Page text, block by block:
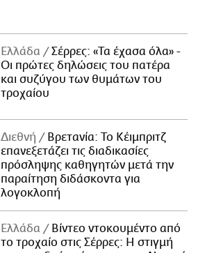
Ελλάδα
Σέρρες: «Τα έχασα όλα» -
Οι πρώτες δηλώσεις του πατέρα
και συζύγου των θυμάτων του
τροχαίου
Διεθνή
Βρετανία: Το Κέιμπριτζ
επανεξετάζει τις διαδικασίες
πρόσληψης καθηγητών μετά την
παραίτηση διδάσκοντα για
λογοκλοπή
Ελλάδα
Βίντεο ντοκουμέντο από
το τροχαίο στις Σέρρες: Η στιγμή